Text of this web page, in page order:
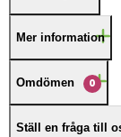
Mer information
Omdömen 0
Ställ en fråga till